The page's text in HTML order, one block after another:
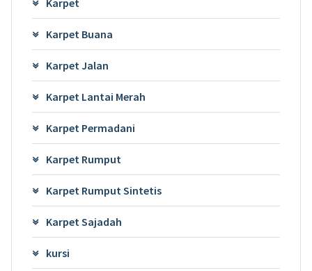
Karpet
Karpet Buana
Karpet Jalan
Karpet Lantai Merah
Karpet Permadani
Karpet Rumput
Karpet Rumput Sintetis
Karpet Sajadah
kursi